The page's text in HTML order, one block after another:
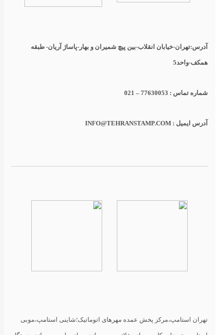
آدرس:تهران-خیابان انقلاب-بین پیچ شمیران و بهار-پاساژ آریان- طبقه
همکف-واحد5
شماره تماس : 77630053 – 021
آدرس ایمیل : INFO@TEHRANSTAMP.COM
تهران استامپ،مرکز پخش عمده مهرهای اتوماتیک؛شاینی استامپ،موبی